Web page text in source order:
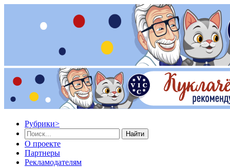
Рубрики>
Найти
О проекте
Партнеры
Рекламодателям